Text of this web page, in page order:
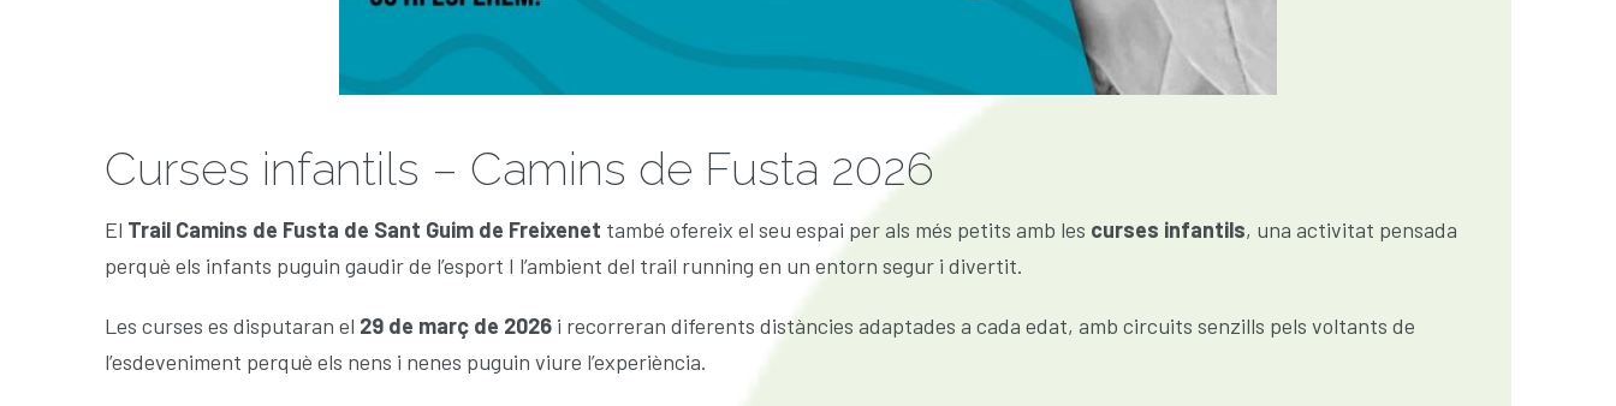
Curses infantils – Camins de Fusta 2026
El Trail Camins de Fusta de Sant Guim de Freixenet també ofereix el seu espai per als més petits amb les curses infantils, una activitat pensada
perquè els infants puguin gaudir de l’esport I l’ambient del trail running en un entorn segur i divertit.
Les curses es disputaran el 29 de març de 2026i recorreran diferents distàncies adaptades a cada edat, amb circuits senzills pels voltants de
l’esdeveniment perquè els nens i nenes puguin viure l’experiència.